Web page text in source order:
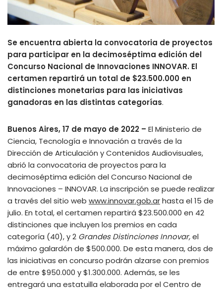
Se encuentra abierta la convocatoria de proyectos
para participar en la decimoséptima edición del
Concurso Nacional de Innovaciones INNOVAR. El
certamen repartirá un total de $23.500.000 en
distinciones monetarias para las iniciativas
ganadoras en las distintas categorías.
Buenos Aires, 17 de mayo de 2022 – El Ministerio de
Ciencia, Tecnología e Innovación a través de la
Dirección de Articulación y Contenidos Audiovisuales,
abrió la convocatoria de proyectos para la
decimoséptima edición del Concurso Nacional de
Innovaciones – INNOVAR. La inscripción se puede realizar
a través del sitio web www.innovar.gob.arhasta el 15 de
julio. En total, el certamen repartirá $23.500.000 en 42
distinciones que incluyen los premios en cada
categoría (40), y 2 Grandes Distinciones Innovar,el
máximo galardón de $500.000. De esta manera, dos de
las iniciativas en concurso podrán alzarse con premios
de entre $950.000 y $1.300.000. Además, se les
entregará una estatuilla elaborada por el Centro de